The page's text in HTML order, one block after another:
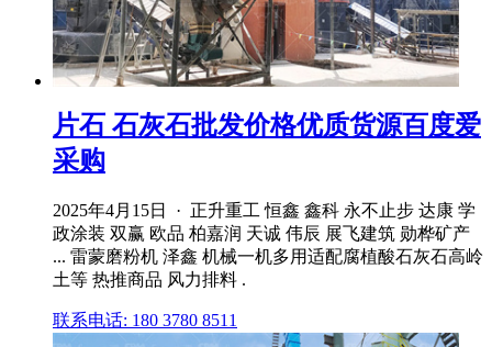
片石 石灰石批发价格优质货源百度爱
采购
2025年4月15日 · 正升重工 恒鑫 鑫科 永不止步 达康 学
政涂装 双赢 欧品 柏嘉润 天诚 伟辰 展飞建筑 勋桦矿产
... 雷蒙磨粉机 泽鑫 机械一机多用适配腐植酸石灰石高岭
土等 热推商品 风力排料 .
联系电话: 180 3780 8511